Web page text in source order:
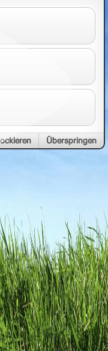
Überspringen